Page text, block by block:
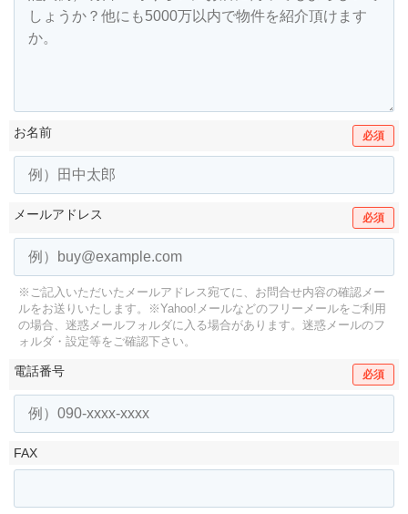
お名前 必須
メールアドレス 必須
※ご記入いただいたメールアドレス宛てに、お問合せ内容の確認メー
ルをお送りいたします。
※Yahoo!メールなどのフリーメールをご利用
の場合、迷惑メールフォルダに入る場合があります。 迷惑メールのフ
ォルダ・設定等をご確認下さい。
電話番号 必須
FAX